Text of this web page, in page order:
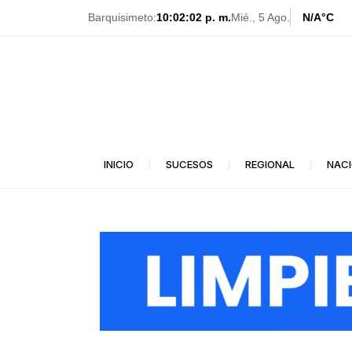
Barquisimeto:10:02:04 p. m.Mié., 5 Ago. N/A°C
INICIO SUCESOS REGIONAL